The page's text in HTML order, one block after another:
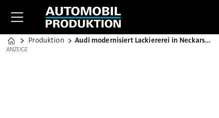
Home
Produktion Audi modernisiert Lackiererei in Neckarsulm
ANZEIGE
ANZEIGE